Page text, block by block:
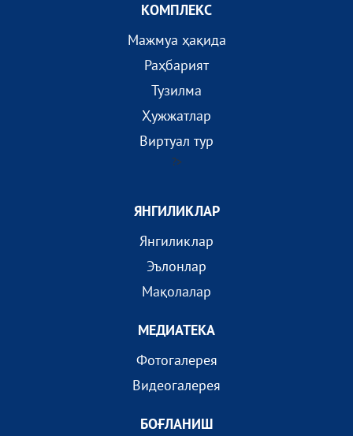
КОМПЛEКС
Мажмуа ҳақида
Раҳбарият
Тузилма
Ҳужжатлар
Виртуал тур
?>
ЯНГИЛИКЛАР
Янгиликлар
Эълонлар
Мақолалар
МEДИАТEКА
Фотогалерея
Видеогалерея
БОҒЛАНИШ